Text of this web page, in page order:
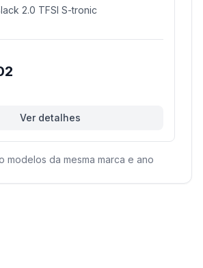
2.0 TFSI S-tronic
Ver detalhes
modelos da mesma marca e ano